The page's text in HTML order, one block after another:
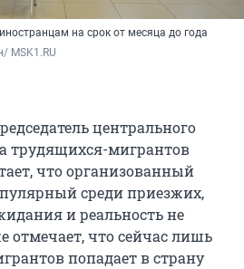
на срок от месяца до года
MSK1.RU
центрального
трудящихся-мигрантов
что организованный
среди приезжих,
и реальность не
отмечает, что сейчас лишь
попадает в страну